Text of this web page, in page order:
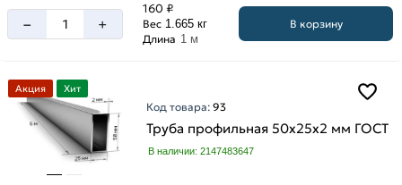
– +
160 ₽
Вес 1.665 кг
Длина 1 м
В корзину
Акция Хит
Код товара:93
Труба профильная 50х25х2 мм ГОСТ
В наличии: 2147483647